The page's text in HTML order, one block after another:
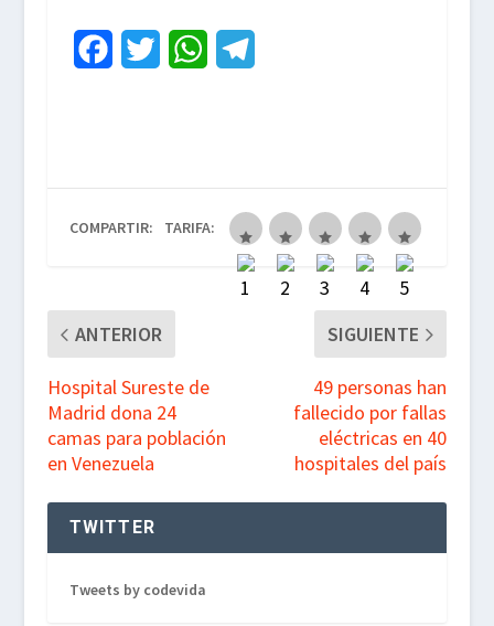
r
COMPARTIR: TARIFA:
ANTERIOR
Hospital Sureste de
Madrid dona 24
camas para población
en Venezuela
SIGUIENTE
49 personas han
fallecido por fallas
eléctricas en 40
hospitales del país
TWITTER
Tweets by codevida